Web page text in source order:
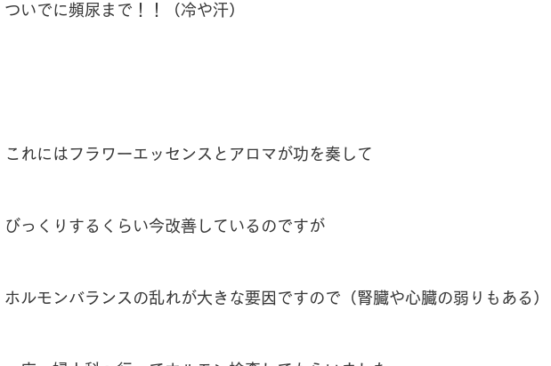
ついでに頻尿まで！！（冷や汗）
これにはフラワーエッセンスとアロマが功を奏して
びっくりするくらい今改善しているのですが
ホルモンバランスの乱れが大きな要因ですので（腎臓や心臓の弱りもある）